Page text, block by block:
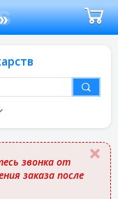
звонка от
заказа после